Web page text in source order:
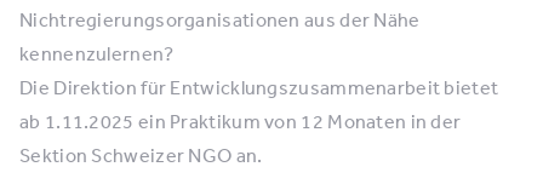
Nichtregierungsorganisationen aus der Nähe
kennenzulernen?
Die Direktion für Entwicklungszusammenarbeit bietet
ab 1.11.2025 ein Praktikum von 12 Monaten in der
Sektion Schweizer NGO an.